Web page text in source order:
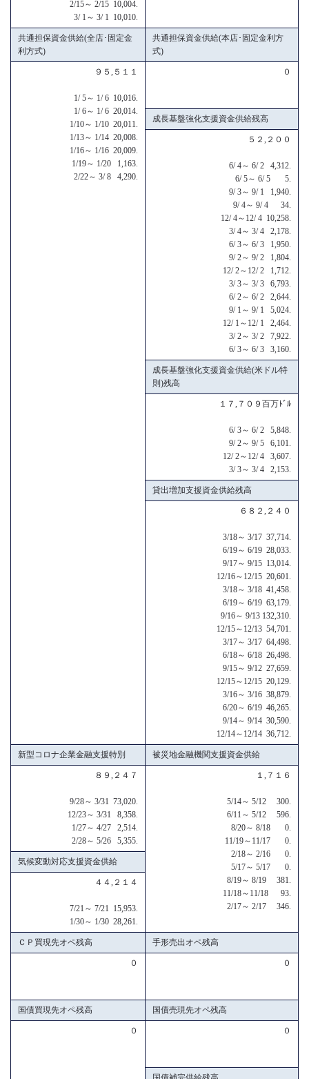
2/15～ 2/15 10,004.
3/ 1～ 3/ 1 10,010.
共通担保資金供給(全店･固定金
利方式)
共通担保資金供給(本店･固定金利方
式)
９５,５１１
1/ 5～ 1/ 6 10,016.
1/ 6～ 1/ 6 20,014.
1/10～ 1/10 20,011.
1/13～ 1/14 20,008.
1/16～ 1/16 20,009.
1/19～ 1/20 1,163.
2/22～ 3/ 8 4,290.
０
成長基盤強化支援資金供給残高
５２,２００
6/ 4～ 6/ 2 4,312.
6/ 5～ 6/ 5 5.
9/ 3～ 9/ 1 1,940.
9/ 4～ 9/ 4 34.
12/ 4～12/ 4 10,258.
3/ 4～ 3/ 4 2,178.
6/ 3～ 6/ 3 1,950.
9/ 2～ 9/ 2 1,804.
12/ 2～12/ 2 1,712.
3/ 3～ 3/ 3 6,793.
6/ 2～ 6/ 2 2,644.
9/ 1～ 9/ 1 5,024.
12/ 1～12/ 1 2,464.
3/ 2～ 3/ 2 7,922.
6/ 3～ 6/ 3 3,160.
成長基盤強化支援資金供給(米ドル特
則)残高
１７,７０９百万ﾄﾞﾙ
6/ 3～ 6/ 2 5,848.
9/ 2～ 9/ 5 6,101.
12/ 2～12/ 4 3,607.
3/ 3～ 3/ 4 2,153.
貸出増加支援資金供給残高
６８２,２４０
3/18～ 3/17 37,714.
6/19～ 6/19 28,033.
9/17～ 9/15 13,014.
12/16～12/15 20,601.
3/18～ 3/18 41,458.
6/19～ 6/19 63,179.
9/16～ 9/13 132,310.
12/15～12/13 54,701.
3/17～ 3/17 64,498.
6/18～ 6/18 26,498.
9/15～ 9/12 27,659.
12/15～12/15 20,129.
3/16～ 3/16 38,879.
6/20～ 6/19 46,265.
9/14～ 9/14 30,590.
12/14～12/14 36,712.
新型コロナ企業金融支援特別 被災地金融機関支援資金供給
８９,２４７
9/28～ 3/31 73,020.
12/23～ 3/31 8,358.
1/27～ 4/27 2,514.
2/28～ 5/26 5,355.
１,７１６
5/14～ 5/12 300.
6/11～ 5/12 596.
8/20～ 8/18 0.
11/19～11/17 0.
2/18～ 2/16 0.
5/17～ 5/17 0.
8/19～ 8/19 381.
11/18～11/18 93.
2/17～ 2/17 346.
気候変動対応支援資金供給
４４,２１４
7/21～ 7/21 15,953.
1/30～ 1/30 28,261.
ＣＰ買現先オペ残高 手形売出オペ残高
０ ０
国債買現先オペ残高 国債売現先オペ残高
０ ０